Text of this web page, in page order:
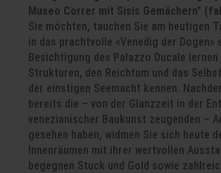
Museo Correr mit Sisis Gemächern"
Sie möchten, tauchen Sie am heutigen
in das prachtvolle «Venedig der Dogen»
Besichtigung des Palazzo Ducale lernen
Strukturen, den Reichtum und das
der einstigen Seemacht kennen.
bereits die – von der Glanzzeit in der
venezianischer Baukunst zeugenden –
gesehen haben, widmen Sie sich heute
Innenräumen mit ihrer wertvollen
begegnen Stuck und Gold sowie